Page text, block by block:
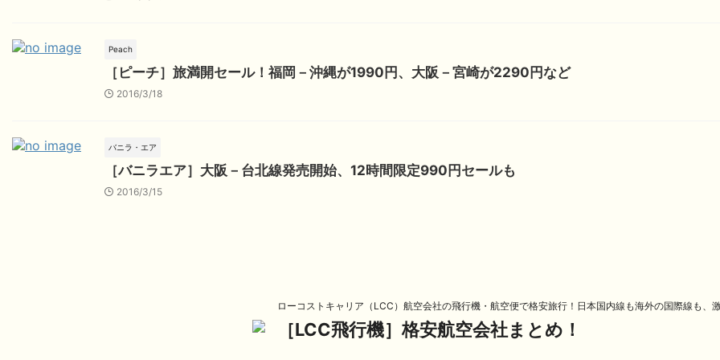
Peach
［ピーチ］旅満開セール！福岡－沖縄が1990円、大阪－宮崎が2290円など
2016/3/18
バニラ・エア
［バニラエア］大阪－台北線発売開始、12時間限定990円セールも
2016/3/15
ローコストキャリア（LCC）航空会社の飛行機・航空便で格安旅行！日本国内線も海外の国際線も、
［LCC飛行機］格安航空会社まとめ！